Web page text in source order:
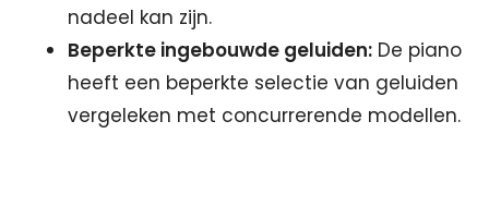
nadeel kan zijn.
Beperkte ingebouwde geluiden: De piano
heeft een beperkte selectie van geluiden
vergeleken met concurrerende modellen.